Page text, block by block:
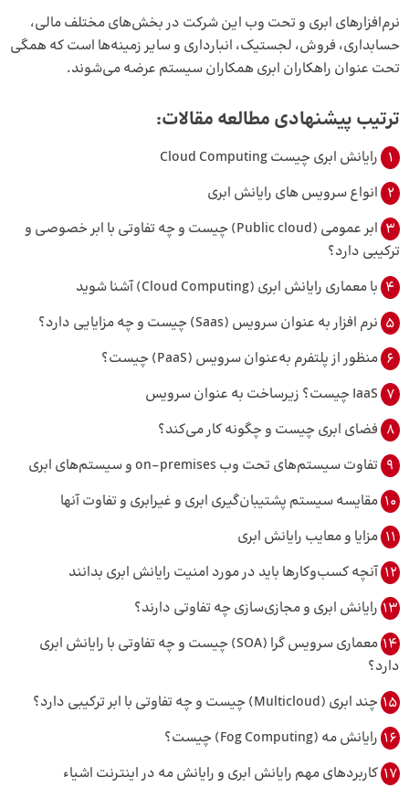
نرم‌افزارهای ابری و تحت وب این شرکت در بخش‌های مختلف مالی،
حسابداری، فروش، لجستیک، انبارداری و سایر زمینه‌ها است که همگی
تحت عنوان راهکاران ابری همکاران سیستم عرضه می‌شوند.
ترتیب پیشنهادی مطالعه مقالات:
1 رایانش ابری چیست Cloud Computing
2 انواع سرویس‌ های رایانش ابری
3
ابر عمومی (Public cloud) چیست و چه تفاوتی با ابر خصوصی و
ترکیبی دارد؟
4 با معماری رایانش ابری (Cloud Computing) آشنا شوید
5 نرم افزار به عنوان سرویس (Saas) چیست و چه مزایایی دارد؟
6 منظور از پلتفرم به‌عنوان سرویس (PaaS) چیست؟
7
8 فضای ابری چیست و چگونه کار می‌کند؟
9 تفاوت سیستم‌های تحت وب on-premises و سیستم‌های ابری
10 مقایسه سیستم پشتیبان‌گیری ابری و غیرابری و تفاوت‌ آنها
11 مزایا و معایب رایانش ابری
12 آنچه کسب‌وکارها باید در مورد امنیت رایانش ابری بدانند
13 رایانش ابری و مجازی‌سازی چه تفاوتی دارند؟
14
معماری سرویس گرا (SOA) چیست و چه تفاوتی با رایانش ابری
دارد؟
15 چند ابری (Multicloud) چیست و چه تفاوتی با ابر ترکیبی دارد؟
16 رایانش مه (Fog Computing) چیست؟
17 کاربردهای مهم رایانش ابری و رایانش مه در اینترنت اشیاء